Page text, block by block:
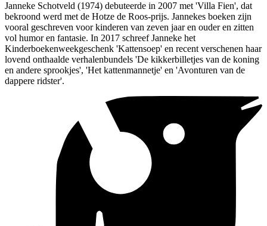
Janneke Schotveld (1974) debuteerde in 2007 met 'Villa Fien', dat
bekroond werd met de Hotze de Roos-prijs. Jannekes boeken zijn
vooral geschreven voor kinderen van zeven jaar en ouder en zitten
vol humor en fantasie. In 2017 schreef Janneke het
Kinderboekenweekgeschenk 'Kattensoep' en recent verschenen haar
lovend onthaalde verhalenbundels 'De kikkerbilletjes van de koning
en andere sprookjes', 'Het kattenmannetje' en 'Avonturen van de
dappere ridster'.